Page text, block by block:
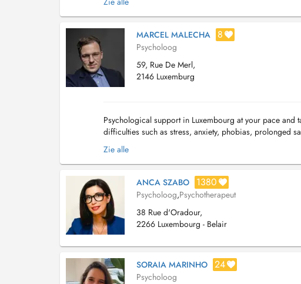
AN ...
MARCEL MALECHA 8
Psycholoog
59, Rue De Merl,
2146 Luxemburg
Psychological support in Luxembourg at your pace
difficulties such as stress, anxiety, phobias, prolonged
partnerships, work, or general communi...
Zie alle
ANCA SZABO 1380
Psycholoog,Psychotherapeut
38 Rue d'Oradour,
2266 Luxembourg - Belair
SORAIA MARINHO 24
Psycholoog